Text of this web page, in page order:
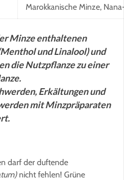
Marokkanische Minze,
Minze enthaltenen
und Linalool) und
die Nutzpflanze zu einer
Erkältungen und
mit Minzpräparaten
darf der duftende
nicht fehlen! Grüne